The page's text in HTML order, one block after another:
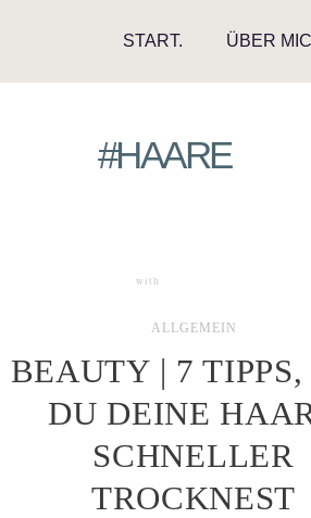
START. ÜBER
#HAARE
with
ALLGEMEIN
BEAUTY | 7
DU DEINE
SCHNELLER
TROCKNEST